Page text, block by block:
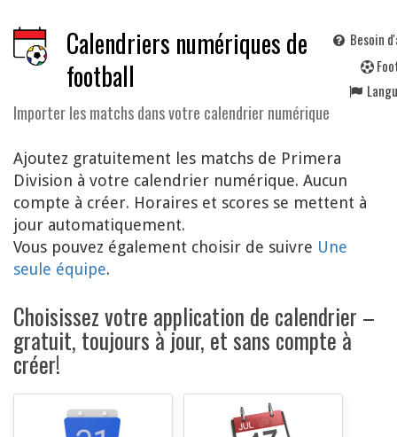
Calendriers numériques de
football
Importer les matchs dans votre calendrier numérique
Besoin
F
Ajoutez gratuitement les matchs de Primera
Division à votre calendrier numérique. Aucun
compte à créer. Horaires et scores se mettent à
jour automatiquement.
Vous pouvez également choisir de suivre Une
seule équipe.
Choisissez votre application de calendrier –
gratuit, toujours à jour, et sans compte à
créer!